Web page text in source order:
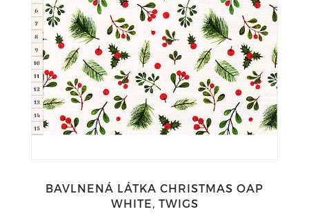
BAVLNENÁ LÁTKA CHRISTMAS OAP
WHITE, TWIGS